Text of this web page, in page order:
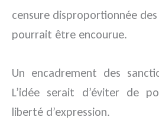
censure disproportionnée
pourrait être encourue.
Un encadrement des
L’idée serait d’éviter de
liberté d’expression.